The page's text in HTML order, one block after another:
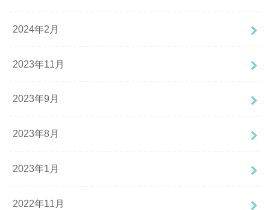
2024年2月
2023年11月
2023年9月
2023年8月
2023年1月
2022年11月